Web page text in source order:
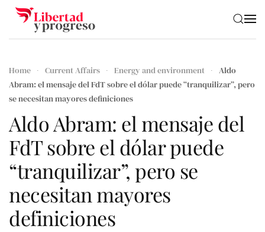
Skip to main content
Home Current Affairs Energy and environment
Aldo
Abram: el mensaje del FdT sobre el dólar puede “tranquilizar”, pero
se necesitan mayores definiciones
Aldo Abram: el mensaje del
FdT sobre el dólar puede
“tranquilizar”, pero se
necesitan mayores
definiciones